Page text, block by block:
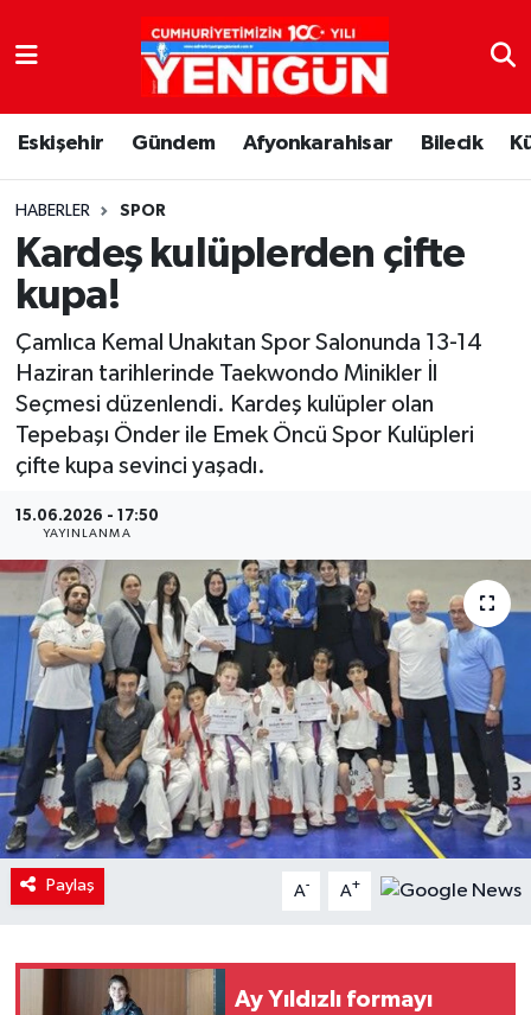
Eskişehir Gündem Afyonkarahisar Bilecik
HABERLER SPOR
Kardeş kulüplerden çifte
kupa!
Çamlıca Kemal Unakıtan Spor Salonunda 13-14
Haziran tarihlerinde Taekwondo Minikler İl
Seçmesi düzenlendi. Kardeş kulüpler olan
Tepebaşı Önder ile Emek Öncü Spor Kulüpleri
çifte kupa sevinci yaşadı.
15.06.2026 - 17:50
YAYINLANMA
Paylaş A- A+
Ay Yıldızlı formayı
Nöbetçi Eczaneler
Hava Durumu
Trafik Durumu
Süper Lig Puan Durumu ve Fikstür
Tüm Manşetler
Son Dakika Haberleri
Haber Arşivi